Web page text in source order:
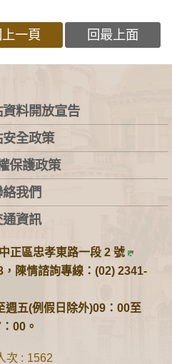
上一頁 回最上面
料開放宣告
全政策
保護政策
我們
通資訊
正區忠孝東路一段 2 號
陳情諮詢專線：(02) 2341-
週五(例假日除外)09：00至
00。
次 1562